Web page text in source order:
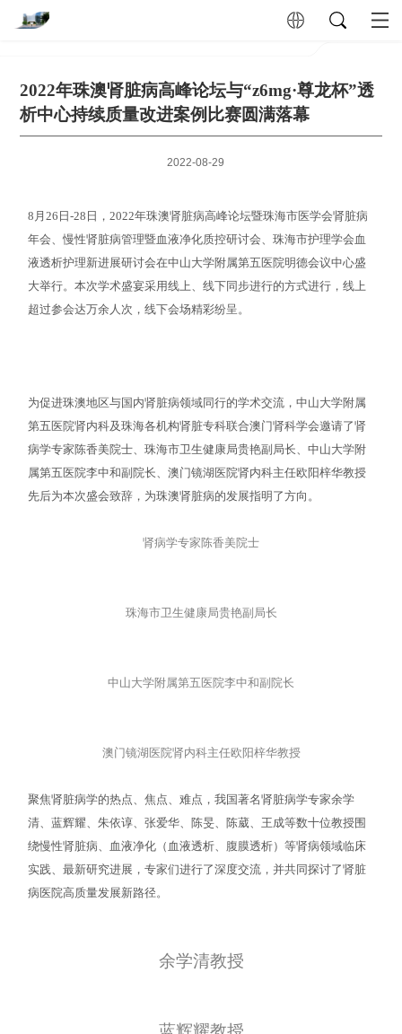
2022年珠澳肾脏病高峰论坛与“z6mg·尊龙杯”透
析中心持续质量改进案例比赛圆满落幕
2022-08-29
8月26日-28日，2022年珠澳肾脏病高峰论坛暨珠海市医学会肾脏病
年会、慢性肾脏病管理暨血液净化质控研讨会、珠海市护理学会血
液透析护理新进展研讨会在中山大学附属第五医院明德会议中心盛
大举行。本次学术盛宴采用线上、线下同步进行的方式进行，线上
超过参会达万余人次，线下会场精彩纷呈。
为促进珠澳地区与国内肾脏病领域同行的学术交流，中山大学附属
第五医院肾内科及珠海各机构肾脏专科联合澳门肾科学会邀请了肾
病学专家陈香美院士、珠海市卫生健康局贵艳副局长、中山大学附
属第五医院李中和副院长、澳门镜湖医院肾内科主任欧阳梓华教授
先后为本次盛会致辞，为珠澳肾脏病的发展指明了方向。
肾病学专家陈香美院士
珠海市卫生健康局贵艳副局长
中山大学附属第五医院李中和副院长
澳门镜湖医院肾内科主任欧阳梓华教授
聚焦肾脏病学的热点、焦点、难点，我国著名肾脏病学专家余学
清、蓝辉耀、朱依谆、张爱华、陈旻、陈葳、王成等数十位教授围
绕慢性肾脏病、血液净化（血液透析、腹膜透析）等肾病领域临床
实践、最新研究进展，专家们进行了深度交流，并共同探讨了肾脏
病医院高质量发展新路径。
余学清教授